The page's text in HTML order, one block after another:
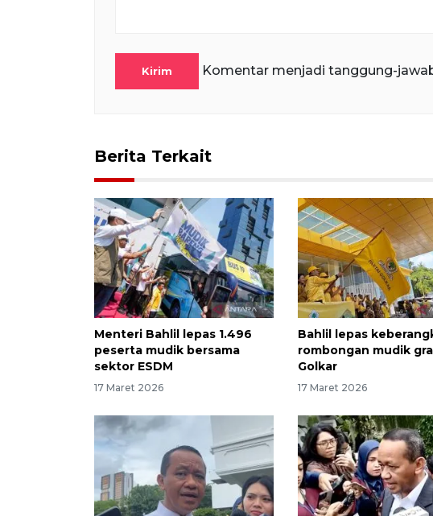
Kirim Komentar menjadi tanggung-
Berita Terkait
Menteri Bahlil lepas 1.496
peserta mudik bersama
sektor ESDM
17 Maret 2026
Bahlil lepas
rombongan mudik
Golkar
17 Maret 2026